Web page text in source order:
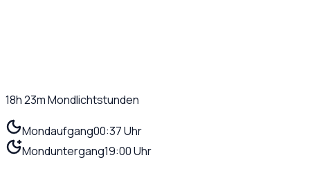
18h 23mMondlichtstunden
Mondaufgang00:37 Uhr
Monduntergang19:00 Uhr